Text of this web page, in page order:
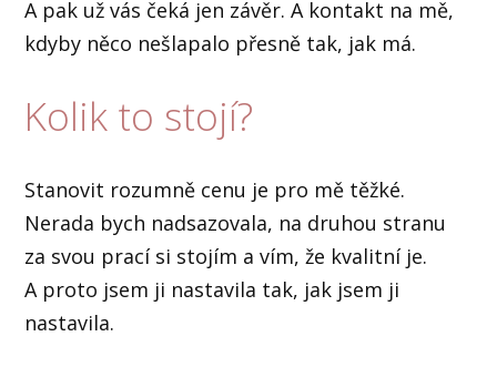
A pak už vás čeká jen závěr. A kontakt na mě,
kdyby něco nešlapalo přesně tak, jak má.
Kolik to stojí?
Stanovit rozumně cenu je pro mě těžké.
Nerada bych nadsazovala, na druhou stranu
za svou prací si stojím a vím, že kvalitní je.
A proto jsem ji nastavila tak, jak jsem ji
nastavila.